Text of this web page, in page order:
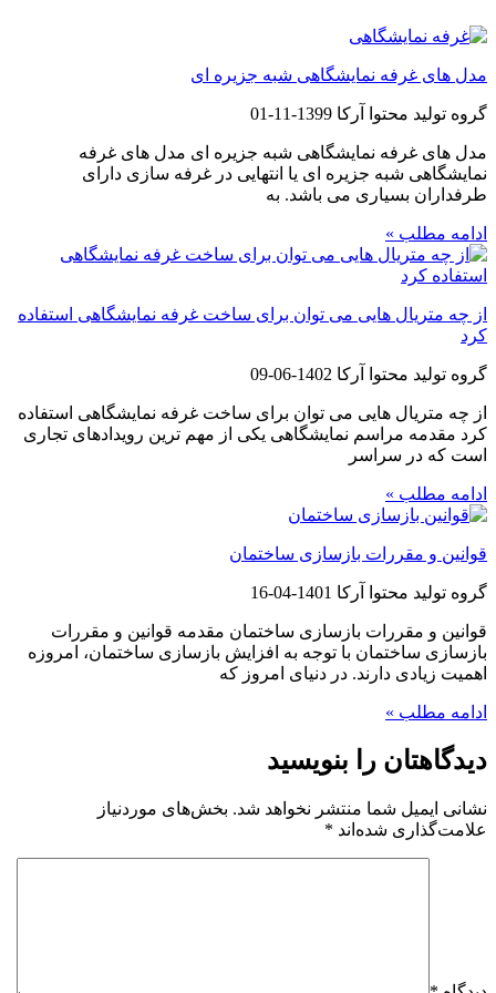
مدل های غرفه نمایشگاهی شبه جزیره ای
گروه تولید محتوا آرکا 1399-11-01
مدل های غرفه نمایشگاهی شبه جزیره ای مدل های غرفه
نمایشگاهی شبه جزیره ای یا انتهایی در غرفه سازی دارای
طرفداران بسیاری می باشد. به
ادامه مطلب »
از چه متریال هایی می توان برای ساخت غرفه نمایشگاهی استفاده
کرد
گروه تولید محتوا آرکا 1402-06-09
از چه متریال هایی می توان برای ساخت غرفه نمایشگاهی استفاده
کرد مقدمه مراسم نمایشگاهی یکی از مهم ترین رویدادهای تجاری
است که در سراسر
ادامه مطلب »
قوانین و مقررات بازسازی ساختمان
گروه تولید محتوا آرکا 1401-04-16
قوانین و مقررات بازسازی ساختمان مقدمه قوانین و مقررات
بازسازی ساختمان با توجه به افزایش بازسازی ساختمان، امروزه
اهمیت زیادی دارند. در دنیای امروز که
ادامه مطلب »
دیدگاهتان را بنویسید
نشانی ایمیل شما منتشر نخواهد شد. بخش‌های موردنیاز
علامت‌گذاری شده‌اند *